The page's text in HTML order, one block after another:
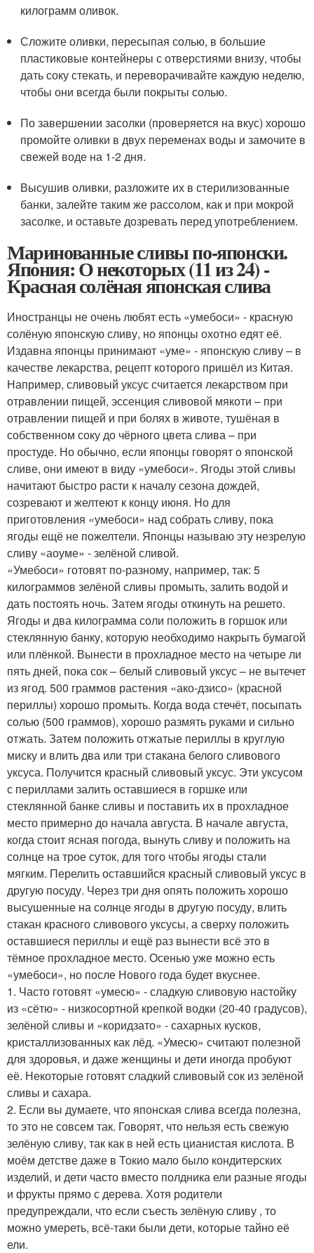
килограмм оливок.
Сложите оливки, пересыпая солью, в большие
пластиковые контейнеры с отверстиями внизу, чтобы
дать соку стекать, и переворачивайте каждую неделю,
чтобы они всегда были покрыты солью.
По завершении засолки (проверяется на вкус) хорошо
промойте оливки в двух переменах воды и замочите в
свежей воде на 1-2 дня.
Высушив оливки, разложите их в стерилизованные
банки, залейте таким же рассолом, как и при мокрой
засолке, и оставьте дозревать перед употреблением.
Маринованные сливы по-японски.
Япония: О некоторых (11 из 24) -
Красная солёная японская слива
Иностранцы не очень любят есть «умебоси» - красную
солёную японскую сливу, но японцы охотно едят её.
Издавна японцы принимают «уме» - японскую сливу – в
качестве лекарства, рецепт которого пришёл из Китая.
Например, сливовый уксус считается лекарством при
отравлении пищей, эссенция сливовой мякоти – при
отравлении пищей и при болях в животе, тушёная в
собственном соку до чёрного цвета слива – при
простуде. Но обычно, если японцы говорят о японской
сливе, они имеют в виду «умебоси». Ягоды этой сливы
начитают быстро расти к началу сезона дождей,
созревают и желтеют к концу июня. Но для
приготовления «умебоси» над собрать сливу, пока
ягоды ещё не пожелтели. Японцы называю эту незрелую
сливу «аоуме» - зелёной сливой.
«Умебоси» готовят по-разному, например, так: 5
килограммов зелёной сливы промыть, залить водой и
дать постоять ночь. Затем ягоды откинуть на решето.
Ягоды и два килограмма соли положить в горшок или
стеклянную банку, которую необходимо накрыть бумагой
или плёнкой. Вынести в прохладное место на четыре ли
пять дней, пока сок – белый сливовый уксус – не вытечет
из ягод. 500 граммов растения «ако-дзисо» (красной
периллы) хорошо промыть. Когда вода стечёт, посыпать
солью (500 граммов), хорошо размять руками и сильно
отжать. Затем положить отжатые периллы в круглую
миску и влить два или три стакана белого сливового
уксуса. Получится красный сливовый уксус. Эти уксусом
с периллами залить оставшиеся в горшке или
стеклянной банке сливы и поставить их в прохладное
место примерно до начала августа. В начале августа,
когда стоит ясная погода, вынуть сливу и положить на
солнце на трое суток, для того чтобы ягоды стали
мягким. Перелить оставшийся красный сливовый уксус в
другую посуду. Через три дня опять положить хорошо
высушенные на солнце ягоды в другую посуду, влить
стакан красного сливового уксусы, а сверху положить
оставшиеся периллы и ещё раз вынести всё это в
тёмное прохладное место. Осенью уже можно есть
«умебоси», но после Нового года будет вкуснее.
1. Часто готовят «умесю» - сладкую сливовую настойку
из «сётю» - низкосортной крепкой водки (20-40 градусов),
зелёной сливы и «коридзато» - сахарных кусков,
кристаллизованных как лёд. «Умесю» считают полезной
для здоровья, и даже женщины и дети иногда пробуют
её. Некоторые готовят сладкий сливовый сок из зелёной
сливы и сахара.
2. Если вы думаете, что японская слива всегда полезна,
то это не совсем так. Говорят, что нельзя есть свежую
зелёную сливу, так как в ней есть цианистая кислота. В
моём детстве даже в Токио мало было кондитерских
изделий, и дети часто вместо полдника ели разные ягоды
и фрукты прямо с дерева. Хотя родители
предупреждали, что если съесть зелёную сливу , то
можно умереть, всё-таки были дети, которые тайно её
ели.